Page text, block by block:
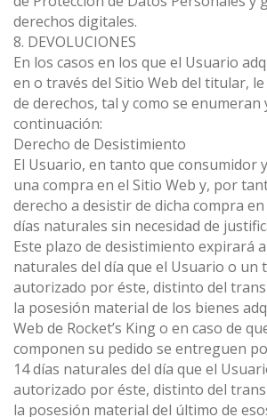
derechos digitales.
8. DEVOLUCIONES
En los casos en los que el Usuario
en o través del Sitio Web del titular,
de derechos, tal y como se enumeran
continuación:
Derecho de Desistimiento
El Usuario, en tanto que consumidor
una compra en el Sitio Web y, por
derecho a desistir de dicha compra
días naturales sin necesidad de
Este plazo de desistimiento expirará
naturales del día que el Usuario o un
autorizado por éste, distinto del
la posesión material de los bienes
Web de Rocket’s King o en caso de
componen su pedido se entreguen
14 días naturales del día que el
autorizado por éste, distinto del
la posesión material del último de